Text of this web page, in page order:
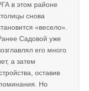
в этом районе
снова
«весело».
Садовой уже
его много
а затем
оставив
Но